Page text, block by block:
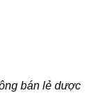
bán lẻ dược